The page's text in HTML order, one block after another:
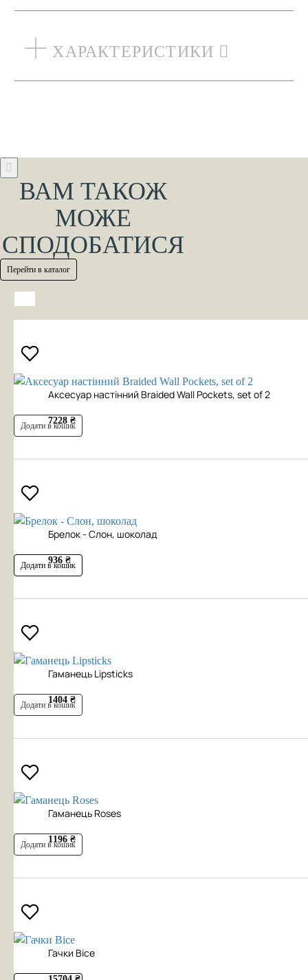
ХАРАКТЕРИСТИКИ
ВАМ ТАКОЖ
МОЖЕ
СПОДОБАТИСЯ
Перейти в каталог
Аксесуар настінний Braided Wall Pockets, set of 2
7228 ₴
Додати в кошик
Брелок - Слон, шоколад
936 ₴
Додати в кошик
Гаманець Lipsticks
1404 ₴
Додати в кошик
Гаманець Roses
1196 ₴
Додати в кошик
Гачки Bice